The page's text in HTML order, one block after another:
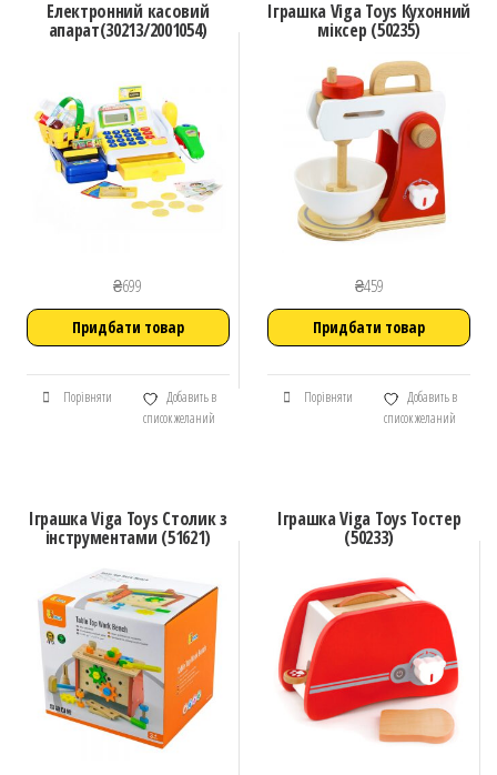
Електронний касовий
апарат(30213/2001054)
₴699
Придбати товар
Порівняти
Добавить в
список желаний
Іграшка Viga Toys Кухонний
міксер (50235)
₴459
Придбати товар
Порівняти
Добавить в
список желаний
Іграшка Viga Toys Столик з
інструментами (51621)
Іграшка Viga Toys Тостер
(50233)